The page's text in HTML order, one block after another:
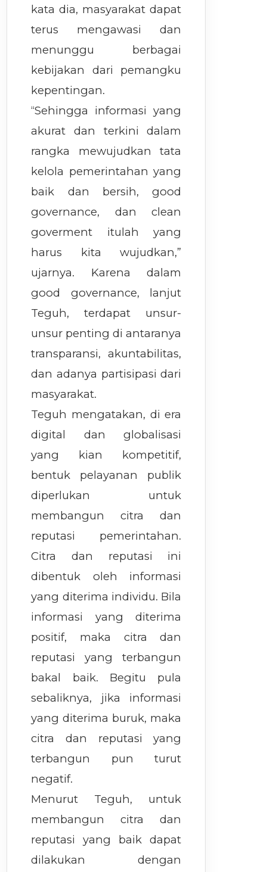
kata dia, masyarakat dapat
terus mengawasi dan
menunggu berbagai
kebijakan dari pemangku
kepentingan.
“Sehingga informasi yang
akurat dan terkini dalam
rangka mewujudkan tata
kelola pemerintahan yang
baik dan bersih, good
governance, dan clean
goverment itulah yang
harus kita wujudkan,”
ujarnya. Karena dalam
good governance, lanjut
Teguh, terdapat unsur-
unsur penting di antaranya
transparansi, akuntabilitas,
dan adanya partisipasi dari
masyarakat.
Teguh mengatakan, di era
digital dan globalisasi
yang kian kompetitif,
bentuk pelayanan publik
diperlukan untuk
membangun citra dan
reputasi pemerintahan.
Citra dan reputasi ini
dibentuk oleh informasi
yang diterima individu. Bila
informasi yang diterima
positif, maka citra dan
reputasi yang terbangun
bakal baik. Begitu pula
sebaliknya, jika informasi
yang diterima buruk, maka
citra dan reputasi yang
terbangun pun turut
negatif.
Menurut Teguh, untuk
membangun citra dan
reputasi yang baik dapat
dilakukan dengan